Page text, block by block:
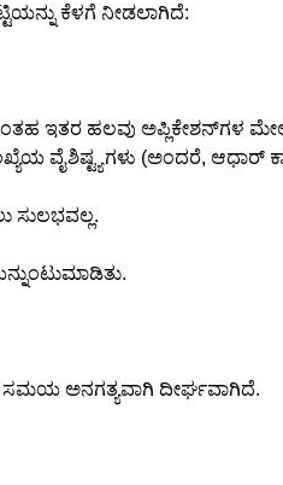
ಕೆಳಗೆ ನೀಡಲಾಗಿದೆ:
ಇತರ ಹಲವು ಅಪ್ಲಿಕೇಶನ್‌ಗಳ
ವೈಶಿಷ್ಟ್ಯಗಳು (ಅಂದರೆ, ಆಧಾರ್
ಸುಲಭವಲ್ಲ.
ಅನಗತ್ಯವಾಗಿ ದೀರ್ಘವಾಗಿದೆ.